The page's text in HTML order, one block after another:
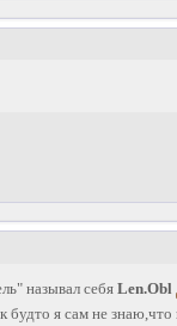
называл себя Len.Obl
будто я сам не знаю,что